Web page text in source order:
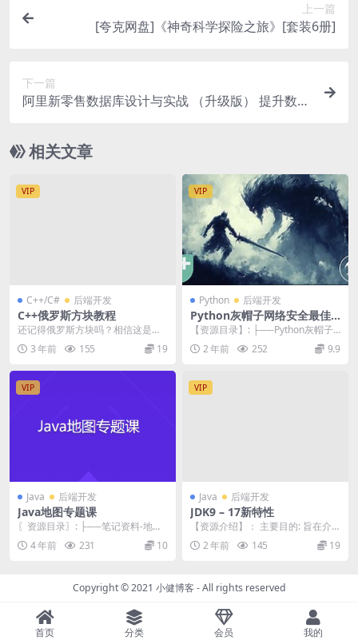
上一篇
[夸克网盘]《神奇科学探险之旅》[套装6册]
下一篇
阿里新零售数据库设计与实战 （升级版） 提升数据
相关文章
VIP
C++/C# 后端开发
C++俄罗斯方块教程
还记得俄罗斯方块吗？相信这是小
时候我们每个人都喜欢玩的一个小
游戏。顾名思义，俄罗...
3 年前 155 19
VIP
Python 后端开发
Python灰帽子网络安全最佳
实践
【资源目录】: ├──Python灰帽子
网络安全最佳实践 第二阶段 | ├──
W...2 年前 252 9.9
VIP
Java 后端开发
Java地图专题课
〖资源目录〗: ├──笔记资料-地图
专题课 | ├──day01-地图基础AP
I... 4 年前 231 10
VIP
Java 后端开发
JDK9 – 17新特性
【资源介绍】： 主要目的: 旨在介
绍各个版本的JDK的新特性,带学生
了解,或者说...
2 年前 145 19
Copyright © 2021 小健博客 - All rights reserved
首页 分类 会员 我的